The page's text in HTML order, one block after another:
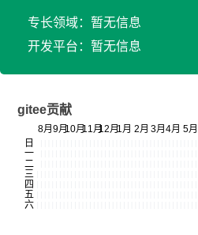
专长领域：暂无信息
开发平台：暂无信息
gitee贡献